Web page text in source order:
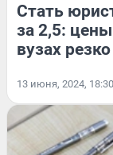
Стать
за 2,5:
вузах
13 июня, 2024, 18:30